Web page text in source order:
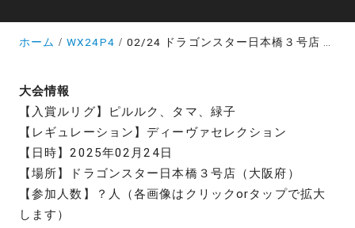
ホーム WX24P4 02/24 ドラゴンスター日本橋３号店 入賞デッキ
大会情報
【入賞ルリグ】ピルルク、タマ、緑子
【レギュレーション】ディーヴァセレクション
【日時】2025年02月24日
【場所】ドラゴンスター日本橋３号店（大阪府）
【参加人数】？人（各画像はクリックorタップで拡大
します）